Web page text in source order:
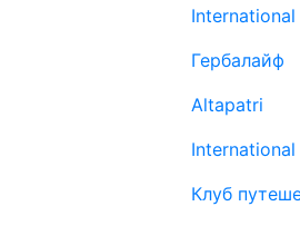
Гербалайф
Altapatri
International
Клуб